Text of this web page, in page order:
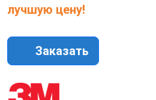
лучшую цену!
Заказать